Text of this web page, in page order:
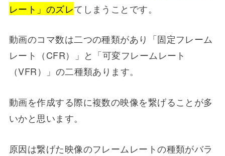
レート」のズレてしまうことです。
動画のコマ数は二つの種類があり「固定フレーム
レート（CFR）」と「可変フレームレート
（VFR）」の二種類あります。
動画を作成する際に複数の映像を繋げることが多
いかと思います。
原因は繋げた映像のフレームレートの種類がバラ